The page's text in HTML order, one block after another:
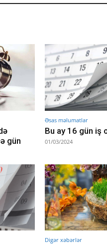
gün
Əsas məlumatlar
Bu ay 16 gün iş
01/03/2024
Digər xəbərlər